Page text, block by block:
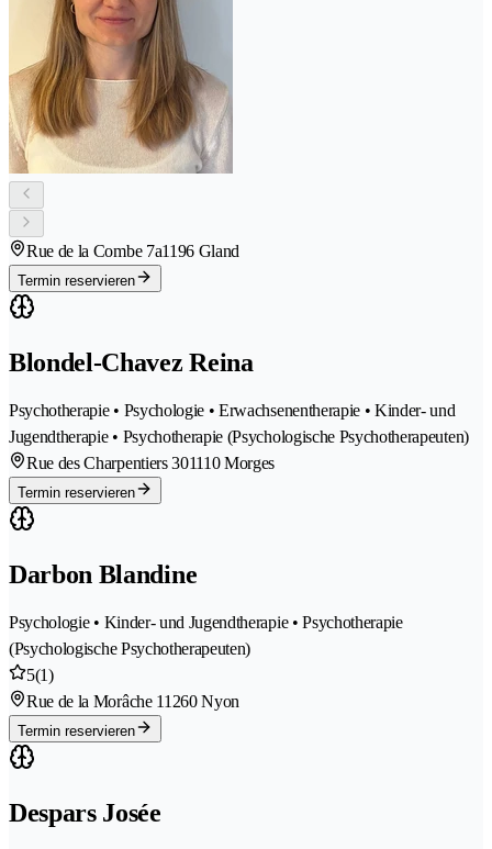
Rue de la Combe 7a1196 Gland
Termin reservieren
Blondel-Chavez Reina
Psychotherapie • Psychologie • Erwachsenentherapie • Kinder- und
Jugendtherapie • Psychotherapie (Psychologische Psychotherapeuten)
Rue des Charpentiers 301110 Morges
Termin reservieren
Darbon Blandine
Psychologie • Kinder- und Jugendtherapie • Psychotherapie
(Psychologische Psychotherapeuten)
5(1)
Rue de la Morâche 11260 Nyon
Termin reservieren
Despars Josée